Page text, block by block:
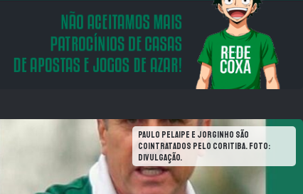
Paulo Pelaipe e Jorginho são
cointratados pelo Coritiba. Foto:
Divulgação.